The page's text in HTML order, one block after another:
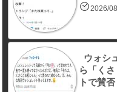
2026/
ウォシ
ら「く
トで賛否